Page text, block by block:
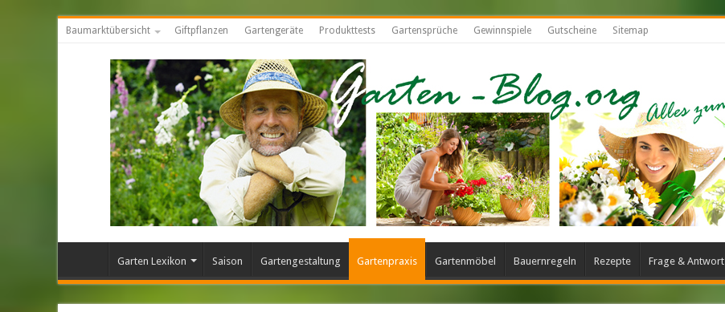
Baumarktübersicht Giftpflanzen Gartengeräte Produkttests Gartensprüche Gewinnspiele Gutscheine Sitemap
Garten Lexikon Saison Gartengestaltung Gartenpraxis Gartenmöbel Bauernregeln Rezepte Frage & Antwort